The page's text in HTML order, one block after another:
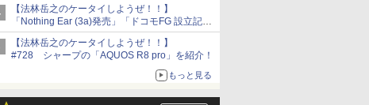
【法林岳之のケータイしようぜ！！】
「Nothing Ear (3a)発売」「ドコモFG 設立記者
会見」
【法林岳之のケータイしようぜ！！】
#728 シャープの「AQUOS R8 pro」を紹介！
もっと見る